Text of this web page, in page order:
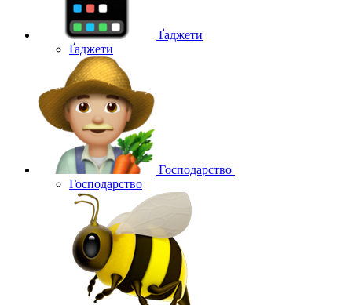
Ґаджети
Ґаджети
Господарство
Господарство